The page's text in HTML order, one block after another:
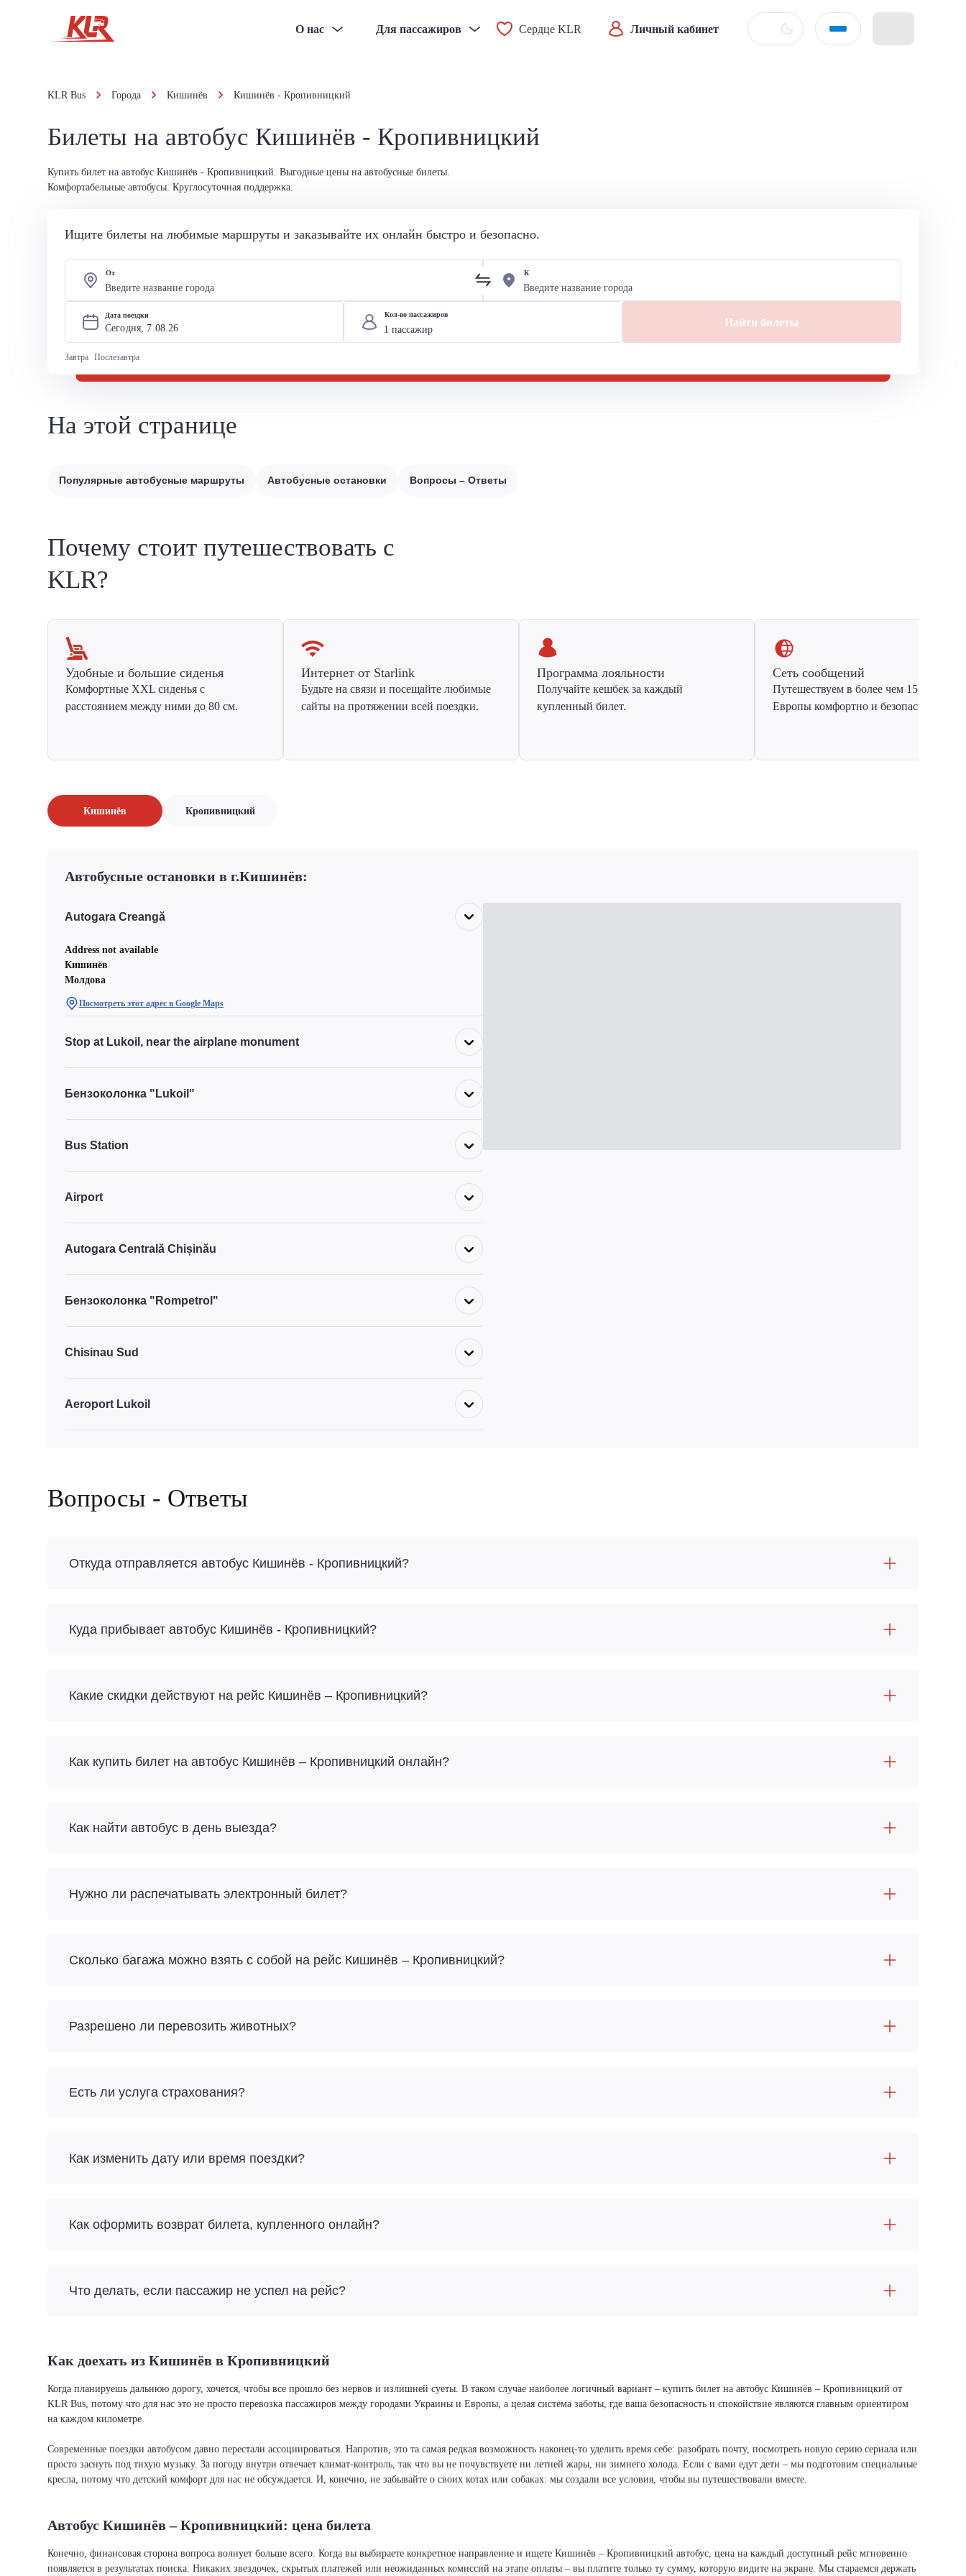
О нас Для пассажиров Сердце KLR Личный кабинет
KLR Bus Города Кишинёв Кишинёв - Кропивницкий
Билеты на автобус Кишинёв - Кропивницкий
Купить билет на автобус Кишинёв - Кропивницкий. Выгодные цены на автобусные билеты.
Комфортабельные автобусы. Круглосуточная поддержка.
Ищите билеты на любимые маршруты и заказывайте их онлайн быстро и безопасно.
От К
Дата поездки
Сегодня, 7.08.26
Завтра Послезавтра
Кол-во пассажиров
Найти билеты
На этой странице
Популярные автобусные маршруты Автобусные остановки Вопросы – Ответы
Почему стоит путешествовать с
KLR?
Удобные и большие сиденья
Комфортные XXL сиденья с
расстоянием между ними до 80 см.
Интернет от Starlink
Будьте на связи и посещайте любимые
сайты на протяжении всей поездки.
Программа лояльности
Получайте кешбек за каждый
купленный билет.
Сеть сообщений
Путешествуем в более чем 15 стран
Европы комфортно и безопасно.
Кишинёв Кропивницкий
Автобусные остановки в г.Кишинёв:
Autogara Creangă
Address not available
Кишинёв
Молдова
Посмотреть этот адрес в Google Maps
Stop at Lukoil, near the airplane monument
Бензоколонка "Lukoil"
Bus Station
Airport
Autogara Centrală Chișinău
Бензоколонка "Rompetrol"
Chisinau Sud
Aeroport Lukoil
Вопросы - Ответы
Откуда отправляется автобус Кишинёв - Кропивницкий?
Куда прибывает автобус Кишинёв - Кропивницкий?
Какие скидки действуют на рейс Кишинёв – Кропивницкий?
Как купить билет на автобус Кишинёв – Кропивницкий онлайн?
Как найти автобус в день выезда?
Нужно ли распечатывать электронный билет?
Сколько багажа можно взять с собой на рейс Кишинёв – Кропивницкий?
Разрешено ли перевозить животных?
Есть ли услуга страхования?
Как изменить дату или время поездки?
Как оформить возврат билета, купленного онлайн?
Что делать, если пассажир не успел на рейс?
Как доехать из Кишинёв в Кропивницкий
Когда планируешь дальнюю дорогу, хочется, чтобы все прошло без нервов и излишней суеты. В таком случае наиболее логичный вариант – купить билет на автобус Кишинёв – Кропивницкий от
KLR Bus, потому что для нас это не просто перевозка пассажиров между городами Украины и Европы, а целая система заботы, где ваша безопасность и спокойствие являются главным ориентиром
на каждом километре.
Современные поездки автобусом давно перестали ассоциироваться. Напротив, это та самая редкая возможность наконец-то уделить время себе: разобрать почту, посмотреть новую серию сериала или
просто заснуть под тихую музыку. За погоду внутри отвечает климат-контроль, так что вы не почувствуете ни летней жары, ни зимнего холода. Если с вами едут дети – мы подготовим специальные
кресла, потому что детский комфорт для нас не обсуждается. И, конечно, не забывайте о своих котах или собаках: мы создали все условия, чтобы вы путешествовали вместе.
Автобус Кишинёв – Кропивницкий: цена билета
Конечно, финансовая сторона вопроса волнует больше всего. Когда вы выбираете конкретное направление и ищете Кишинёв – Кропивницкий автобус, цена на каждый доступный рейс мгновенно
появляется в результатах поиска. Никаких звездочек, скрытых платежей или неожиданных комиссий на этапе оплаты – вы платите только ту сумму, которую видите на экране. Мы стараемся держать